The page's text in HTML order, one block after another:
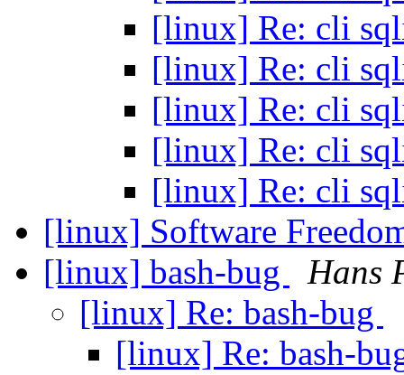
[linux] Re: cli
[linux] Re: cli
[linux] Re: cli
[linux] Re: cli
[linux] Re: cli
[linux] Software
[linux] bash-bug
Hans
[linux] Re: bash-bug
[linux] Re: bash-